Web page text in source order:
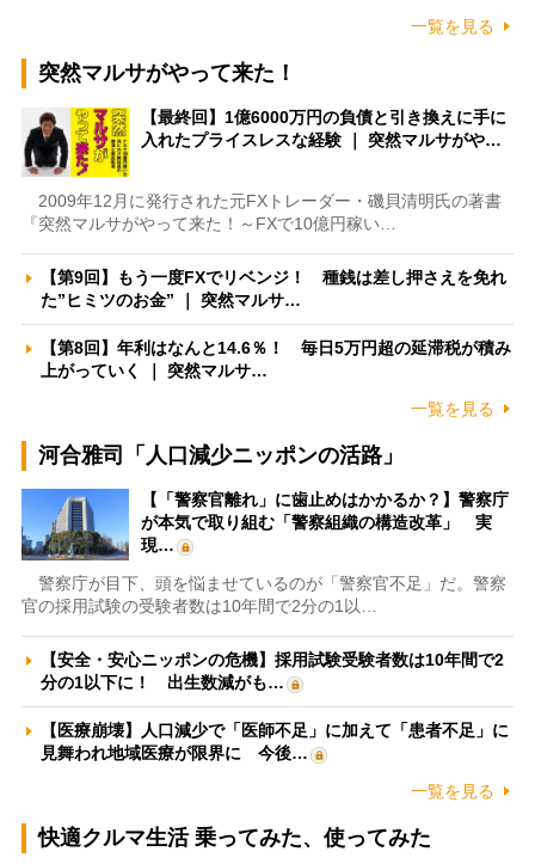
一覧を見る
突然マルサがやって来た！
【最終回】1億6000万円の負債と引き換えに手に
入れたプライスレスな経験 ｜ 突然マルサがや…
2009年12月に発行された元FXトレーダー・磯貝清明氏の著書
『突然マルサがやって来た！～FXで10億円稼い…
【第9回】もう一度FXでリベンジ！ 種銭は差し押さえを免れ
た”ヒミツのお金” ｜ 突然マルサ…
【第8回】年利はなんと14.6％！ 毎日5万円超の延滞税が積み
上がっていく ｜ 突然マルサ…
一覧を見る
河合雅司「人口減少ニッポンの活路」
【「警察官離れ」に歯止めはかかるか？】警察庁
が本気で取り組む「警察組織の構造改革」 実
現…
警察庁が目下、頭を悩ませているのが「警察官不足」だ。警察
官の採用試験の受験者数は10年間で2分の1以…
【安全・安心ニッポンの危機】採用試験受験者数は10年間で2
分の1以下に！ 出生数減がも…
【医療崩壊】人口減少で「医師不足」に加えて「患者不足」に
見舞われ地域医療が限界に 今後…
一覧を見る
快適クルマ生活 乗ってみた、使ってみた